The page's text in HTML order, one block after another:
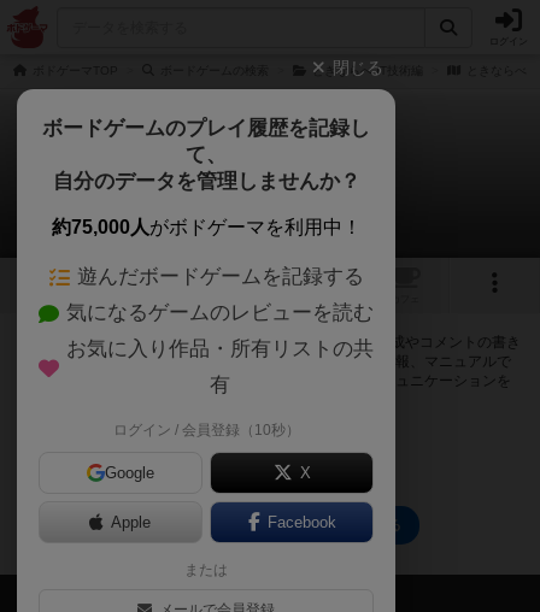
ときならべ IT技術編
ときならべ IT技術編2
0件の掲示板
1
ログインするとときならべ IT技術編2に関する掲示板の作成やコメントの書き
込みが出来るようになります。ルールの疑問やエラッタ情報、マニュアルで
は判断し辛い曖昧な表記等について会員同士で自由にコミュニケーションを
ログイン/無料会員登録
ときならべ IT技術編2のトップに戻る
会員の新しい投稿
閉じる
ボードゲームのプレイ履歴を記録し
て、
自分のデータを管理しませんか？
約75,000人がボドゲーマを利用中！
遊んだボードゲームを記録する
気になるゲームのレビューを読む
お気に入り作品・所有リストの共
有
ログイン / 会員登録（10秒）
Google X
Apple Facebook
または